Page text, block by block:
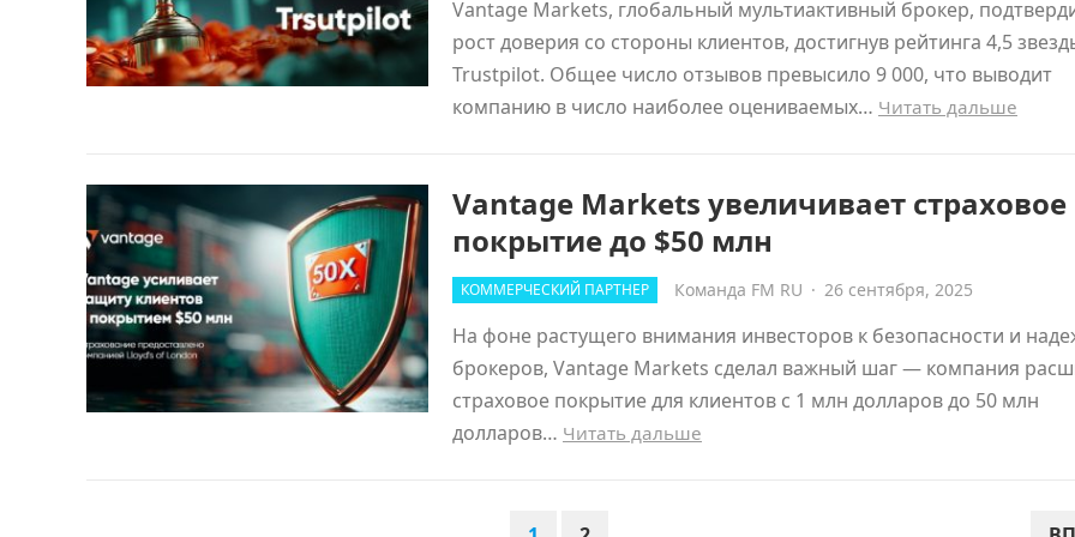
Vantage Markets, глобальный мультиактивный брокер,
рост доверия со стороны клиентов, достигнув рейтинга 4,5
Trustpilot. Общее число отзывов превысило 9 000, что выводит
компанию в число наиболее оцениваемых… Читать дальше
Vantage Markets увеличивает страховое
покрытие до $50 млн
КОММЕРЧЕСКИЙ ПАРТНЕР Команда FM RU · 26 сентября, 2025
На фоне растущего внимания инвесторов к безопасности и
брокеров, Vantage Markets сделал важный шаг — компания
страховое покрытие для клиентов с 1 млн долларов до 50 млн
долларов… Читать дальше